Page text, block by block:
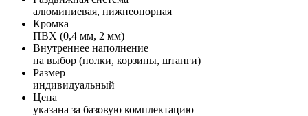
алюминиевая, нижнеопорная
Кромка
ПВХ (0,4 мм, 2 мм)
Внутреннее наполнение
на выбор (полки, корзины, штанги)
Размер
индивидуальный
Цена
указана за базовую комплектацию